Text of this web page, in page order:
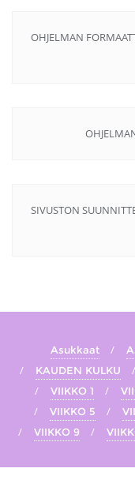
OHJELMAN
SIVUSTON
Asukkaat
KAUDEN KULKU
VIIKKO 1
VIIKKO 5
VIIKKO 9